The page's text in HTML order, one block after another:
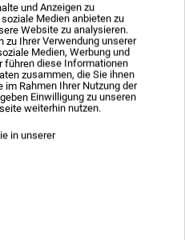
und Anzeigen zu
Medien anbieten zu
Website zu analysieren.
zu Ihrer Verwendung unserer
Medien, Werbung und
führen diese Informationen
zusammen, die Sie ihnen
Rahmen Ihrer Nutzung der
Einwilligung zu unseren
weiterhin nutzen.
in unserer